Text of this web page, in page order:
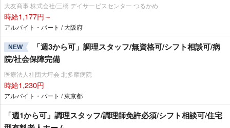
大友商事 株式会社/三橋 デイサービスセンター つるかめ
時給1,177円～
アルバイト・パート / 大阪府
NEW
「週3から可」調理スタッフ/無資格可/シフト相談可/病
院/社会保障完備
医療法人社団大坪会 北多摩病院
時給1,230円
アルバイト・パート / 東京都
「週1から可」調理スタッフ/調理師免許必須/シフト相談可/住宅